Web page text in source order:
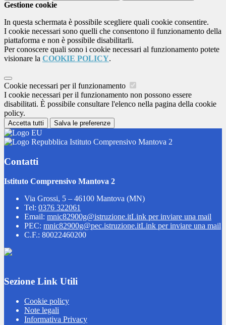
Gestione cookie
In questa schermata è possibile scegliere quali cookie consentire.
I cookie necessari sono quelli che consentono il funzionamento della
piattaforma e non è possibile disabilitarli.
Per conoscere quali sono i cookie necessari al funzionamento potete
visionare la COOKIE POLICY.
Cookie necessari per il funzionamento
I cookie necessari per il funzionamento non possono essere
disabilitati. È possibile consultare l'elenco nella pagina della cookie
policy.
Accetta tutti Salva le preferenze
Istituto Comprensivo Mantova 2
Contatti
Istituto Comprensivo Mantova 2
Via Grossi, 5 – 46100 Mantova (MN)
Tel: 0376 322061
Email: mnic82900g@istruzione.itLink per inviare una mail
PEC: mnic82900g@pec.istruzione.itLink per inviare una mail
C.F.: 80022460200
Sezione Link Utili
Cookie policy
Note legali
Informativa Privacy